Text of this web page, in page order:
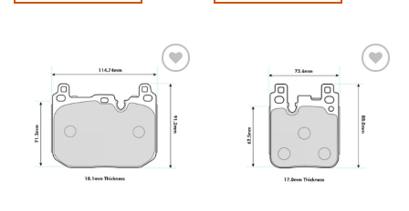
Añadir
lista de
deseos
Añadir
deseos